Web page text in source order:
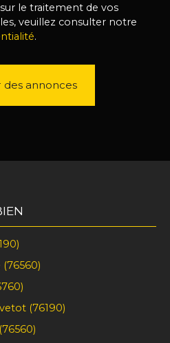
le traitement de vos
veuillez consulter notre
.
des annonces
(76190)